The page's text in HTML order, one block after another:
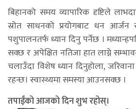
बिहानको समय व्यापारिक दृष्टिले
स्रोत साधनको प्रयोगबाट धन
पशुपालनतर्फ ध्यान दिनु पर्नेछ ।
सक्छ र अपेक्षित नतिजा हात लाग्ने
चलाउँदा विशेष ध्यान दिनुहोला,
रहन्छ। स्वास्थ्यमा समस्या आउनसक्छ ।
तपाईंको आजको दिन शुभ रहोस्।